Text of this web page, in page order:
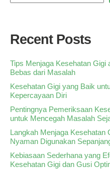
Recent Posts
Tips Menjaga Kesehatan Gigi
Bebas dari Masalah
Kesehatan Gigi yang Baik
Kepercayaan Diri
Pentingnya Pemeriksaan
untuk Mencegah Masalah
Langkah Menjaga Kesehatan
Nyaman Digunakan
Kebiasaan Sederhana yang
Kesehatan Gigi dan Gusi